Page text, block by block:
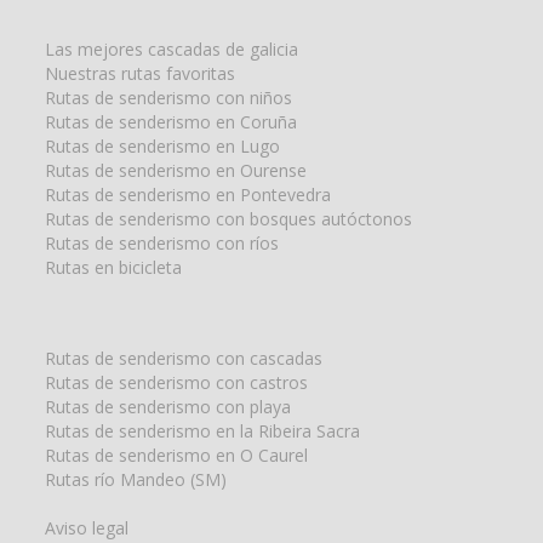
Las mejores cascadas de galicia
Nuestras rutas favoritas
Rutas de senderismo con niños
Rutas de senderismo en Coruña
Rutas de senderismo en Lugo
Rutas de senderismo en Ourense
Rutas de senderismo en Pontevedra
Rutas de senderismo con bosques autóctonos
Rutas de senderismo con ríos
Rutas en bicicleta
Rutas de senderismo con cascadas
Rutas de senderismo con castros
Rutas de senderismo con playa
Rutas de senderismo en la Ribeira Sacra
Rutas de senderismo en O Caurel
Rutas río Mandeo (SM)
Aviso legal